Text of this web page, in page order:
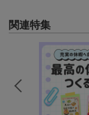
関連特集